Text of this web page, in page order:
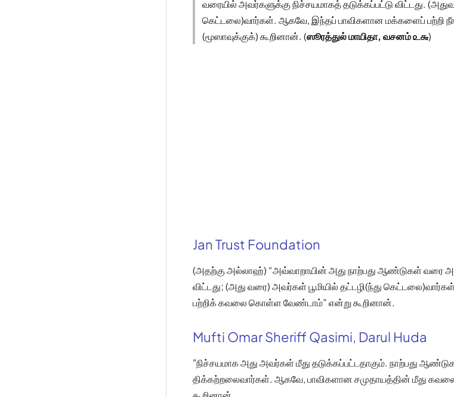
வரையில் அவர்களுக்கு நிச்சயமாகத் தடுக்கப்பட்டு விட்டது.
கெட்டலை)வார்கள். ஆகவே, இந்தப் பாவிகளான மக்களைப்
(மூஸாவுக்குக்) கூறினான். (ஸூரத்துல் மாயிதா, வசனம் ௨௬)
Jan Trust Foundation
(அதற்கு அல்லாஹ்) “அவ்வாறாயின் அது நாற்பது ஆண்டுகள் வரை
விட்டது; (அது வரை) அவர்கள் பூமியில் தட்டழி(ந்து
பற்றிக் கவலை கொள்ள வேண்டாம்” என்று கூறினான்.
Mufti Omar Sheriff Qasimi, Darul Huda
"நிச்சயமாக அது அவர்கள் மீது தடுக்கப்பட்டதாகும். நாற்பது
திக்கற்றலைவார்கள். ஆகவே, பாவிகளான சமுதாயத்தின் மீது